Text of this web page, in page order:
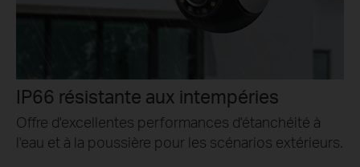
IP66 résistante aux intempéries
Offre d'excellentes performances d'étanchéité à
l'eau et à la poussière pour les scénarios extérieurs.